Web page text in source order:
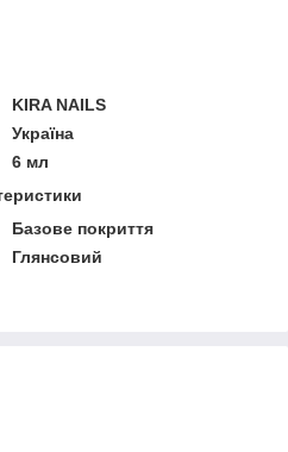
KIRA NAILS
Україна
6 мл
Базове покриття
Глянсовий